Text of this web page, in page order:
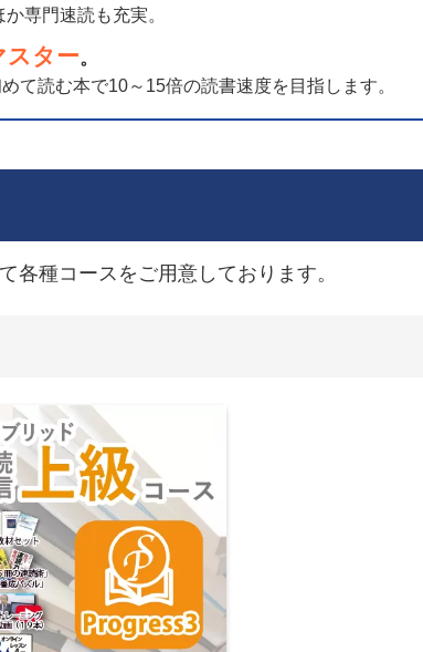
専門速読も充実。
スター。
て読む本で10～15倍の読書速度を目指します。
各種コースをご用意しております。